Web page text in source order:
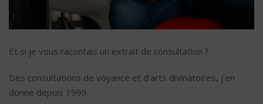
Et si je vous racontais un extrait de consultation ?
Des consultations de voyance et d’arts divinatoires, j’en
donne depuis 1999.